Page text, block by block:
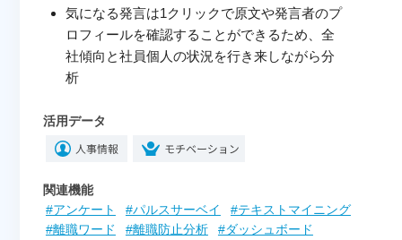
気になる発言は1クリックで原文や発言者のプ
ロフィールを確認することができるため、全
社傾向と社員個人の状況を行き来しながら分
析
活用データ
関連機能
#アンケート
#パルスサーベイ
#テキストマイニング
#離職ワード
#離職防止分析 #ダッシュボード